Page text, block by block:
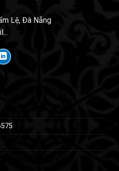
Lệ, Đà Nẵng